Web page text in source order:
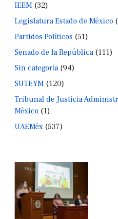
IEEM (32)
Legislatura Estado de México
Partidos Políticos (51)
Senado de la República(111)
Sin categoría(94)
SUTEYM (120)
Tribunal de Justicia
México (1)
UAEMéx (537)